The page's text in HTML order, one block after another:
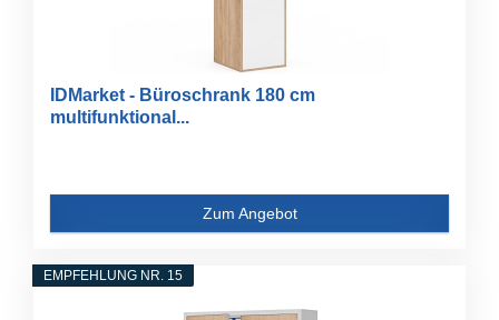
IDMarket - Büroschrank 180 cm
multifunktional...
Zum Angebot
EMPFEHLUNG NR. 15